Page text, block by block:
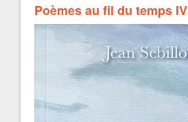
Poèmes au fil du temps IV